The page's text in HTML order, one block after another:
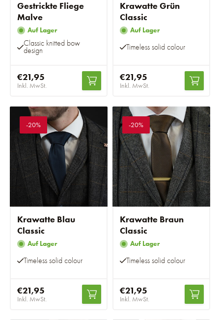
Gestrickte Fliege
Malve
Auf Lager
Classic knitted bow
design
€21,95
Inkl. MwSt.
Krawatte Grün
Classic
Auf Lager
Timeless solid colour
€21,95
Inkl. MwSt.
-20%
Krawatte Blau
Classic
Auf Lager
Timeless solid colour
€21,95
Inkl. MwSt.
-20%
Krawatte Braun
Classic
Auf Lager
Timeless solid colour
€21,95
Inkl. MwSt.